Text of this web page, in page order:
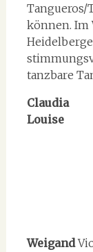
Tangueros/
können. Im
tanzbare
Claudia
Louise
Weigand